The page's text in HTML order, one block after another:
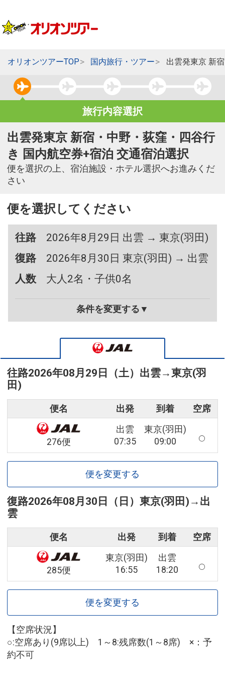
オリオンツアーTOP 国内旅行・ツアー 出雲発東京 新
旅行内容選択
出雲発東京 新宿・中野・荻窪・四谷行
き 国内航空券+宿泊 交通宿泊選択
便を選択の上、宿泊施設・ホテル選択へお進みくだ
さい
便を選択してください
往路
2026年8月29日 出雲 → 東京(羽田)
復路
2026年8月30日 東京(羽田) → 出雲
人数
大人2名・子供0名
条件を変更する▼
往路2026年08月29日（土） 出雲→東京(羽
田)
便名 出発 到着 空席
276便
出雲
07:35
東京(羽田)
09:00
便を変更する
復路2026年08月30日（日） 東京(羽田) → 出
雲
便名 出発 到着 空席
285便
東京(羽田)
16:55
出雲
18:20
便を変更する
【空席状況】
○:空席あり(9席以上) 1～8:残席数(1～8席) ×：予
約不可